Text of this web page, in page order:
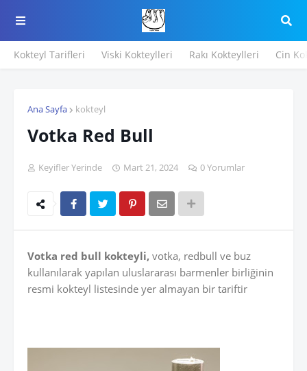
Kokteyl Tarifleri Viski Kokteylleri Rakı Kokteylleri Cin
Ana Sayfa kokteyl
Votka Red Bull
Keyifler Yerinde Mart 21, 2024 0 Yorumlar
Votka red bull kokteyli, votka, redbull ve buz
kullanılarak yapılan uluslararası barmenler birliğinin
resmi kokteyl listesinde yer almayan bir tariftir